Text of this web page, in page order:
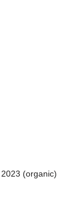
(organic)